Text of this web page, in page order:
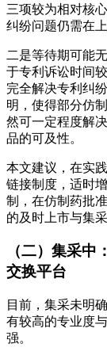
三项较为相对核
纠纷问题仍需在
二是等待期可能
于专利诉讼时间
完全解决专利纠
明，使得部分仿
然可一定程度解
品的可及性。
本文建议，在实
链接制度，适时
制，在仿制药批
的及时上市与集
（二）集采
交换平台
目前，集采未明
有较高的专业度
强。